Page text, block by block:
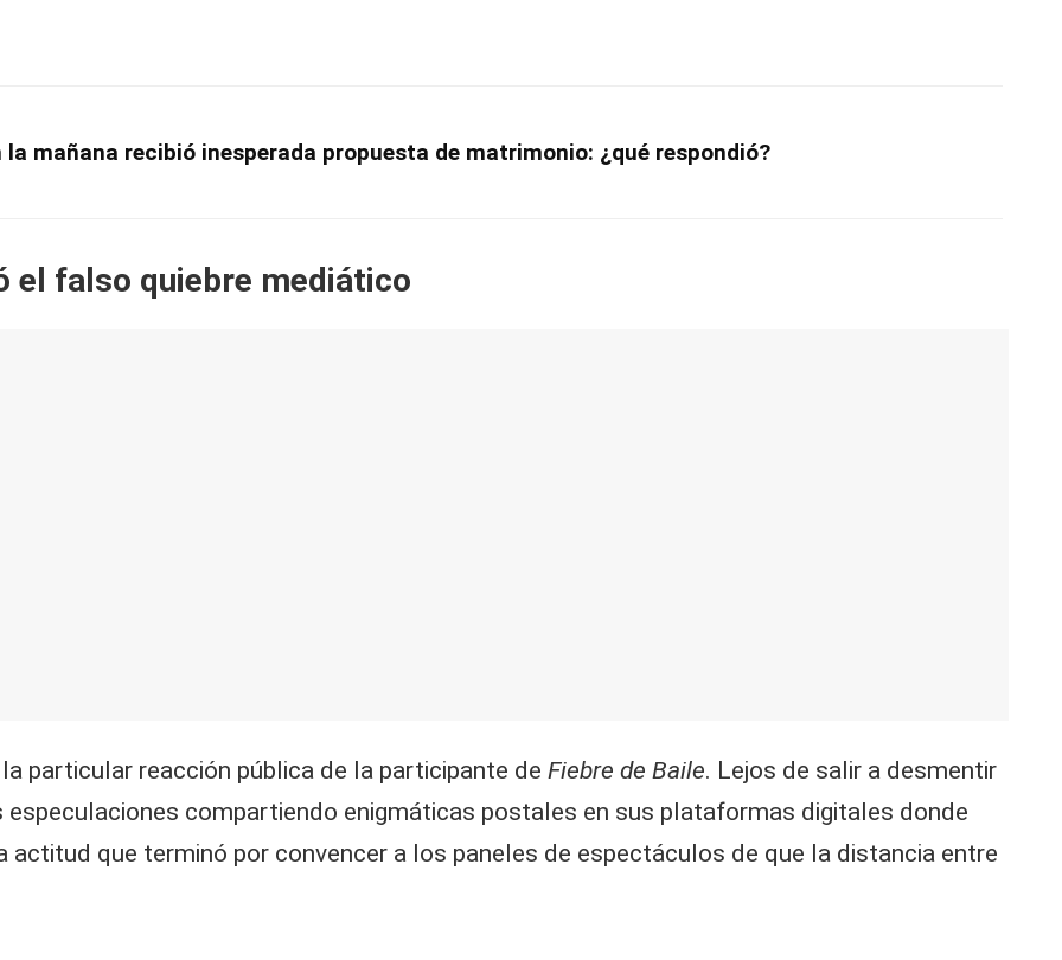
mañana recibió inesperada propuesta de matrimonio: ¿qué respondió?
el falso quiebre mediático
particular reacción pública de la participante de Fiebre de Baile. Lejos de salir a desmentir
especulaciones compartiendo enigmáticas postales en sus plataformas digitales donde
que terminó por convencer a los paneles de espectáculos de que la distancia entre